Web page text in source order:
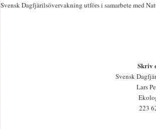
Svensk Dagfjärilsövervakning utförs i samarbete med
Skriv
Svensk
Lars
223